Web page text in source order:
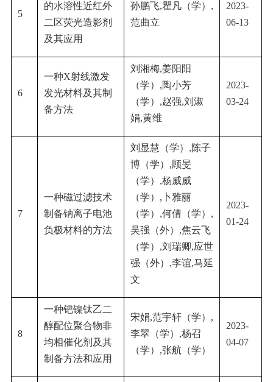
5
的水溶性近红外
二区荧光造影剂
及其应用
孙鹏飞,瞿凡（学） ,
范曲立
2023-
06-13
6
一种X射线激发
发光材料及其制
备方法
刘湘梅,姜阳阳
（学） ,陶小芳
（学） ,赵强,刘淑
娟,黄维
2023-
03-24
7
一种磁过滤技术
制备钠离子电池
负极材料的方法
刘显慧（学） ,陈子
博（学） ,顾旻
（学） ,杨威威
（学） , 卜雅丽
（学） ,何倩（学） ,
吴强（外） ,焦云飞
（学） ,刘瑞卿,应世
强（外） ,李谊,马延
文
2023-
01-24
8
一种钯镍钛乙二
醇配位聚合物非
均相催化剂及其
制备方法和应用
宋娟,范宇轩（学） ,
李翠（学） ,杨召
（学） ,张航（学）
2023-
04-07